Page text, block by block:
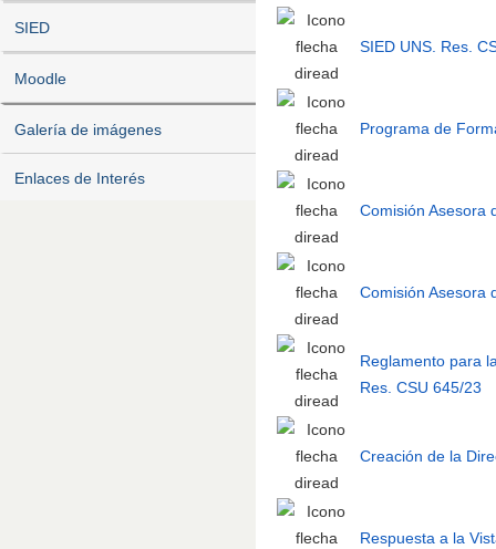
SIED
Moodle
Galería de imágenes
Enlaces de Interés
SIED UNS. Res.
Programa de
Comisión Asesora
Comisión Asesora
Reglamento para
Res. CSU 645/23
Creación de la
Respuesta a la